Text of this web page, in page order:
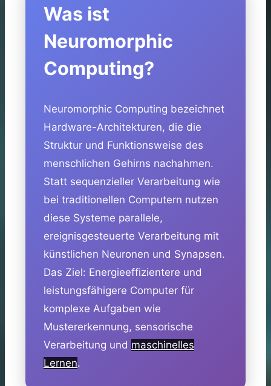
Was ist
Neuromorphic
Computing?
Neuromorphic Computing bezeichnet
Hardware-Architekturen, die die
Struktur und Funktionsweise des
menschlichen Gehirns nachahmen.
Statt sequenzieller Verarbeitung wie
bei traditionellen Computern nutzen
diese Systeme parallele,
ereignisgesteuerte Verarbeitung mit
künstlichen Neuronen und Synapsen.
Das Ziel: Energieeffizientere und
leistungsfähigere Computer für
komplexe Aufgaben wie
Mustererkennung, sensorische
Verarbeitung und maschinelles
Lernen.